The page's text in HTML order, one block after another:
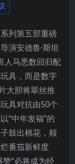
列第五部重磅
演安德鲁·斯坦
人马悉数回归配
具，而是数字
大胆将翠丝推
具对抗由50个
“中年发福”的
鼓出棉花，颠
番茄新鲜度
“必将成为经